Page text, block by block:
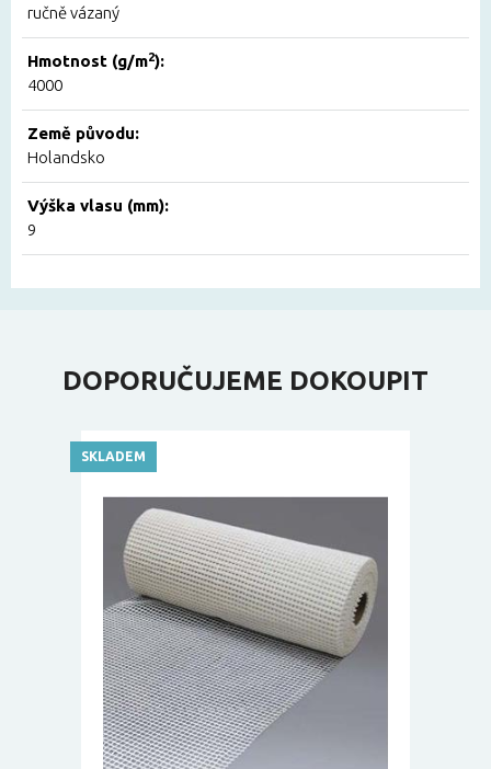
ručně vázaný
Hmotnost (g/m2):
4000
Země původu:
Holandsko
Výška vlasu (mm):
9
DOPORUČUJEME DOKOUPIT
SKLADEM